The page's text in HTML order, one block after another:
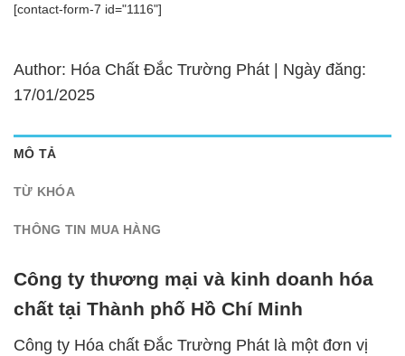
[contact-form-7 id="1116"]
Author: Hóa Chất Đắc Trường Phát | Ngày đăng:
17/01/2025
MÔ TẢ
TỪ KHÓA
THÔNG TIN MUA HÀNG
Công ty thương mại và kinh doanh hóa
chất tại Thành phố Hồ Chí Minh
Công ty Hóa chất Đắc Trường Phát là một đơn vị